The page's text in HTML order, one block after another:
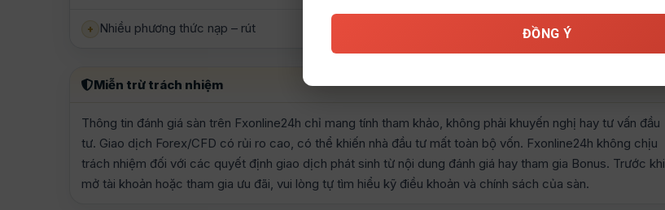
+ Nhiều phương thức nạp – rút Hỗ trợ tài liệu & tiếng Việt hạn chế
Miễn trừ trách nhiệm
Thông tin đánh giá sàn trên Fxonline24h chỉ mang tính tham khảo, không phải khuyến nghị hay tư vấn đầu
tư. Giao dịch Forex/CFD có rủi ro cao, có thể khiến nhà đầu tư mất toàn bộ vốn. Fxonline24h không chịu
trách nhiệm đối với các quyết định giao dịch phát sinh từ nội dung đánh giá hay tham gia Bonus. Trước khi
mở tài khoản hoặc tham gia ưu đãi, vui lòng tự tìm hiểu kỹ điều khoản và chính sách của sàn.
ĐỒNG Ý